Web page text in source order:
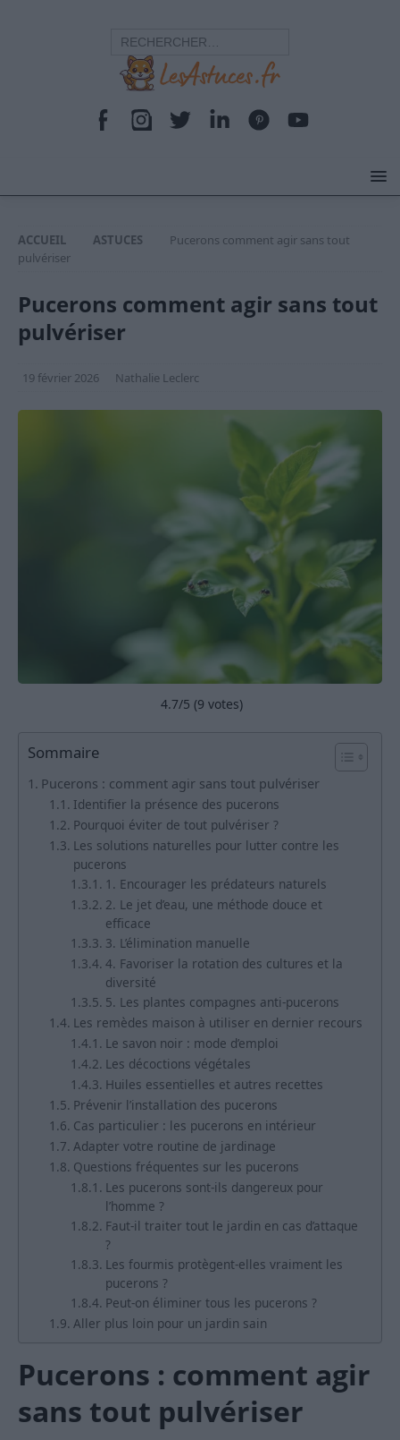
ACCUEIL ASTUCES
Pucerons comment agir sans tout
pulvériser
Pucerons comment agir sans tout
pulvériser
19 février 2026 Nathalie Leclerc
4.7/5 (9 votes)
Sommaire
Pucerons : comment agir sans tout pulvériser
Identifier la présence des pucerons
Pourquoi éviter de tout pulvériser ?
Les solutions naturelles pour lutter contre les
pucerons
1. Encourager les prédateurs naturels
2. Le jet d’eau, une méthode douce et
efficace
3. L’élimination manuelle
4. Favoriser la rotation des cultures et la
diversité
5. Les plantes compagnes anti-pucerons
Les remèdes maison à utiliser en dernier recours
Le savon noir : mode d’emploi
Les décoctions végétales
Huiles essentielles et autres recettes
Prévenir l’installation des pucerons
Cas particulier : les pucerons en intérieur
Adapter votre routine de jardinage
Questions fréquentes sur les pucerons
Les pucerons sont-ils dangereux pour
l’homme ?
Faut-il traiter tout le jardin en cas d’attaque
?
Les fourmis protègent-elles vraiment les
pucerons ?
Peut-on éliminer tous les pucerons ?
Aller plus loin pour un jardin sain
Pucerons : comment agir
sans tout pulvériser